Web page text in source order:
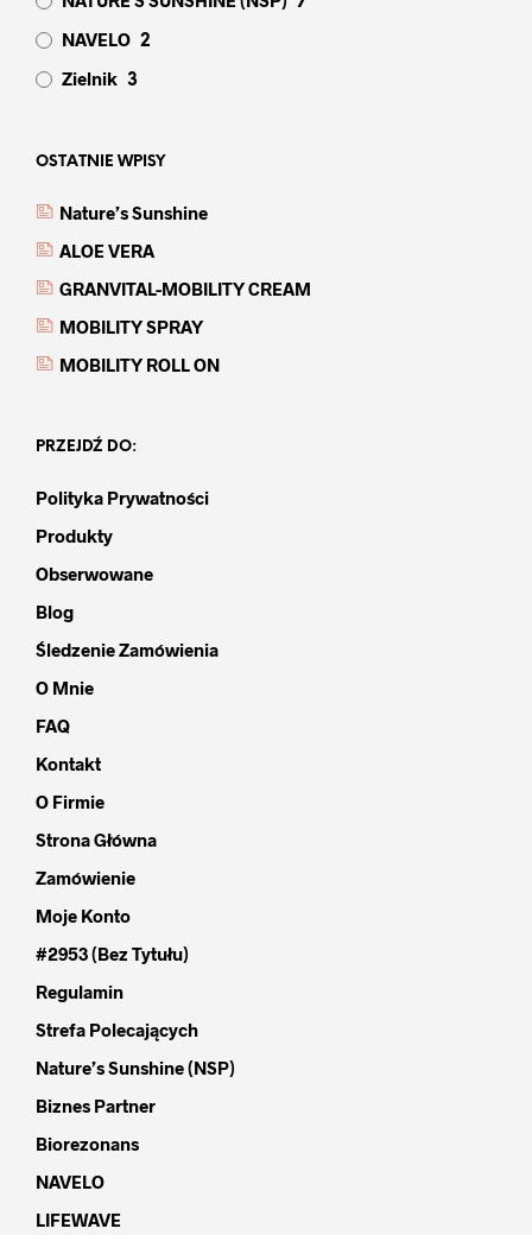
NAVELO 2
Zielnik 3
OSTATNIE WPISY
Nature’s Sunshine
ALOE VERA
GRANVITAL-MOBILITY CREAM
MOBILITY SPRAY
MOBILITY ROLL ON
PRZEJDŹ DO:
Polityka Prywatności
Produkty
Obserwowane
Blog
Śledzenie Zamówienia
O Mnie
FAQ
Kontakt
O Firmie
Strona Główna
Zamówienie
Moje Konto
#2953 (bez Tytułu)
Regulamin
Strefa Polecających
Nature’s Sunshine (NSP)
Biznes Partner
Biorezonans
NAVELO
LIFEWAVE